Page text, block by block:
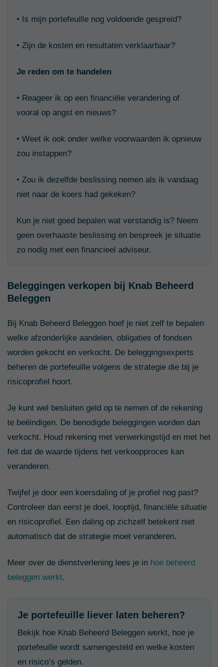
• Is mijn portefeuille nog voldoende gespreid?
• Zijn de kosten en resultaten verklaarbaar?
Je reden om te handelen
• Reageer ik op een financiële verandering of
vooral op angst en nieuws?
• Weet ik ook onder welke voorwaarden ik opnieuw
zou instappen?
• Zou ik dezelfde beslissing nemen als ik vandaag
niet naar de koers had gekeken?
Kun je niet goed bepalen wat verstandig is? Neem
geen overhaaste beslissing en bespreek je situatie
zo nodig met een financieel adviseur.
Beleggingen verkopen bij Knab Beheerd
Beleggen
Bij Knab Beheerd Beleggen hoef je niet zelf te bepalen
welke afzonderlijke aandelen, obligaties of fondsen
worden gekocht en verkocht. De beleggingsexperts
beheren de portefeuille volgens de strategie die bij je
risicoprofiel hoort.
Je kunt wel besluiten geld op te nemen of de rekening
te beëindigen. De benodigde beleggingen worden dan
verkocht. Houd rekening met verwerkingstijd en met het
feit dat de waarde tijdens het verkoopproces kan
veranderen.
Twijfel je door een koersdaling of je profiel nog past?
Controleer dan eerst je doel, looptijd, financiële situatie
en risicoprofiel. Een daling op zichzelf betekent niet
automatisch dat de strategie moet veranderen.
Meer over de dienstverlening lees je in hoe beheerd
beleggen werkt.
Je portefeuille liever laten beheren?
Bekijk hoe Knab Beheerd Beleggen werkt, hoe je
portefeuille wordt samengesteld en welke kosten
en risico’s gelden.